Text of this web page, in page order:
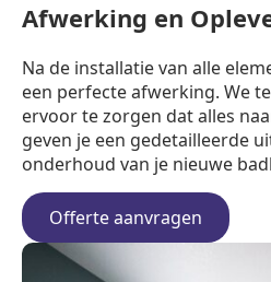
Afwerking en
Na de installatie van alle
een perfecte afwerking. We
ervoor te zorgen dat alles
geven je een gedetailleerde
onderhoud van je nieuwe
Offerte aanvragen